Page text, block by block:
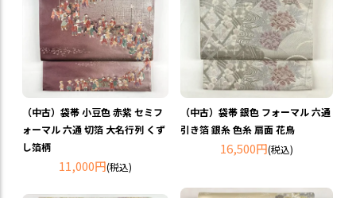
（中古）袋帯 小豆色 赤紫 セミフ
ォーマル 六通 切箔 大名行列 くず
し箔柄
11,000円(税込)
（中古）袋帯 銀色 フォーマル 六通
引き箔 銀糸 色糸 扇面 花鳥
16,500円(税込)